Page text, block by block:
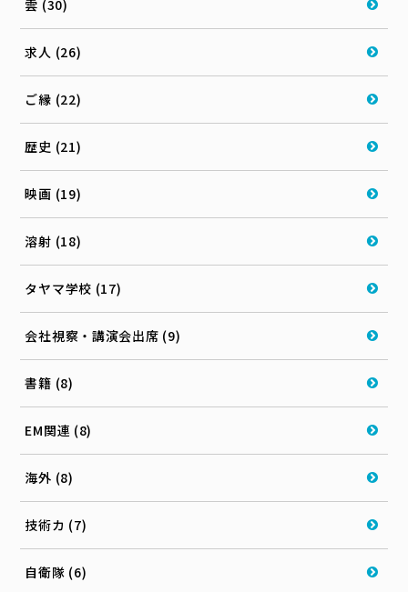
雲 (30)
求人 (26)
ご縁 (22)
歴史 (21)
映画 (19)
溶射 (18)
タヤマ学校 (17)
会社視察・講演会出席 (9)
書籍 (8)
EM関連 (8)
海外 (8)
技術カ (7)
自衛隊 (6)